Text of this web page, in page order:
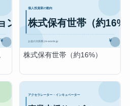
株式保有世帯（約16%）